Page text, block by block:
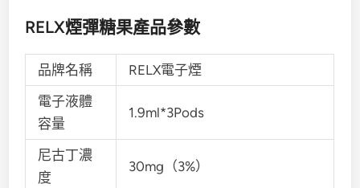
RELX煙彈糖果產品參數
品牌名稱
RELX電子煙
電子液體
容量
1.9ml*3Pods
尼古丁濃
度
30mg（3%）